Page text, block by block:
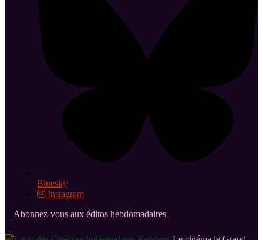
Bluesky
Instagram
Abonnez-vous aux éditos hebdomadaires